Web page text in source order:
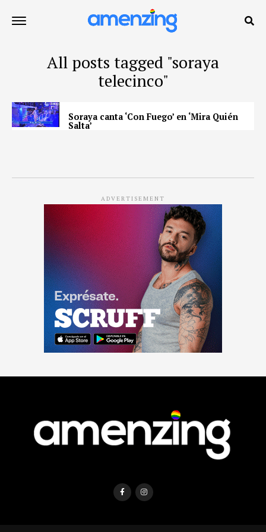
All posts tagged "soraya
telecinco"
Soraya canta ‘Con Fuego’ en ‘Mira Quién
Salta’
ADVERTISEMENT